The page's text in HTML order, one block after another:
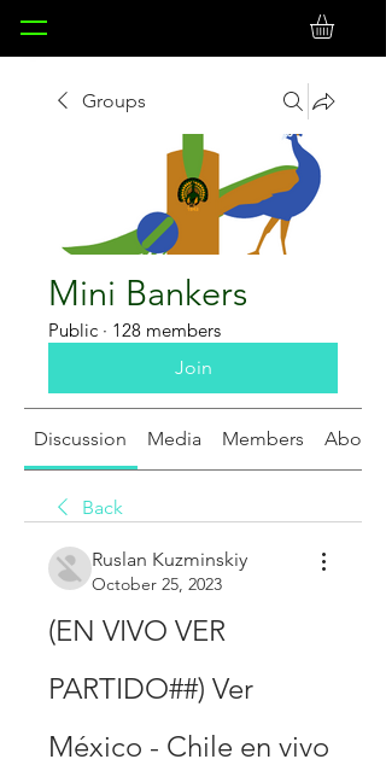
Groups
Mini Bankers
Public · 128 members
Join
Discussion Media Members About
Back
Ruslan Kuzminskiy
October 25, 2023
(EN VIVO VER
PARTIDO##) Ver
México - Chile en vivo